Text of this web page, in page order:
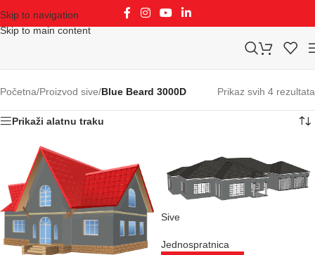
Skip to navigation
Skip to main content
Početna/Proizvod sive/Blue Beard 3000D Prikaz svih 4 rezultata
Prikaži alatnu traku
Sive
Jednospratnica